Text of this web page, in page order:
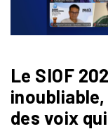
Le SIOF
des voix